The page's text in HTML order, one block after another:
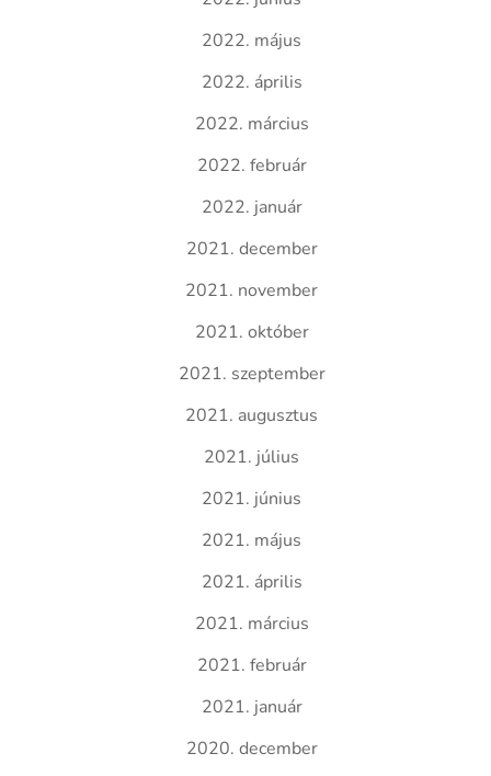
2022. május
2022. április
2022. március
2022. február
2022. január
2021. december
2021. november
2021. október
2021. szeptember
2021. augusztus
2021. július
2021. június
2021. május
2021. április
2021. március
2021. február
2021. január
2020. december